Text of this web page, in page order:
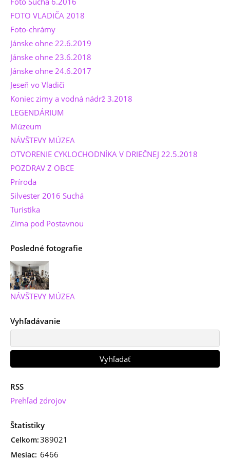
FOTO VLADIČA 2018
Foto-chrámy
Jánske ohne 22.6.2019
Jánske ohne 23.6.2018
Jánske ohne 24.6.2017
Jeseň vo Vladiči
Koniec zimy a vodná nádrž 3.2018
LEGENDÁRIUM
Múzeum
NÁVŠTEVY MÚZEA
OTVORENIE CYKLOCHODNÍKA V DRIEČNEJ 22.5.2018
POZDRAV Z OBCE
Príroda
Silvester 2016 Suchá
Turistika
Zima pod Postavnou
Posledné fotografie
NÁVŠTEVY MÚZEA
Vyhľadávanie
RSS
Prehľad zdrojov
Štatistiky
Celkom:389021
Mesiac: 6466